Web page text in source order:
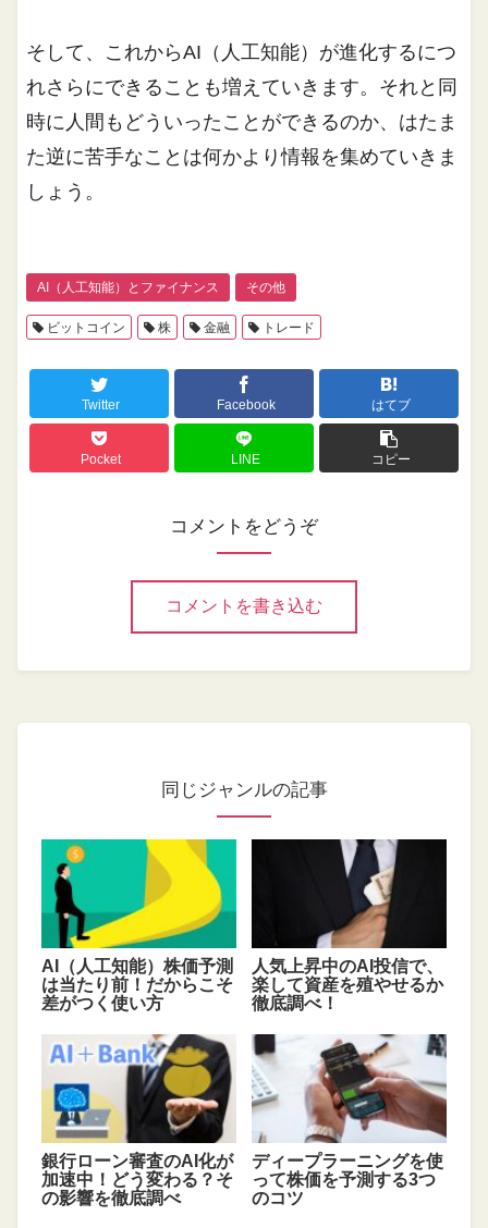
そして、これからAI（人工知能）が進化するにつ
れさらにできることも増えていきます。それと同
時に人間もどういったことができるのか、はたま
た逆に苦手なことは何かより情報を集めていきま
しょう。
AI（人工知能）とファイナンス その他
ビットコイン 株 金融 トレード
Twitter Facebook はてブ
Pocket LINE コピー
コメントをどうぞ
コメントを書き込む
同じジャンルの記事
AI（人工知能）株価予測
は当たり前！だからこそ
差がつく使い方
人気上昇中のAI投信で、
楽して資産を殖やせるか
徹底調べ！
銀行ローン審査のAI化が
加速中！どう変わる？そ
の影響を徹底調べ
ディープラーニングを使
って株価を予測する3つ
のコツ